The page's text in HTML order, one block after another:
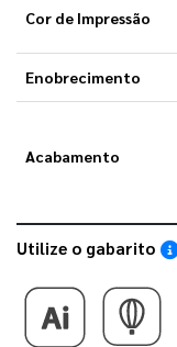
Cor de Impressão
Enobrecimento
Acabamento
Utilize o gabarito